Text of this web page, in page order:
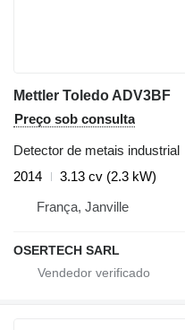
Mettler Toledo ADV3BF
Preço sob consulta
Detector de metais industrial
2014
3.13 cv (2.3 kW)
França, Janville
OSERTECH SARL